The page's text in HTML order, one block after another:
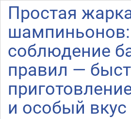
Простая
шампиньонов:
соблюдение
правил —
и особый вкус